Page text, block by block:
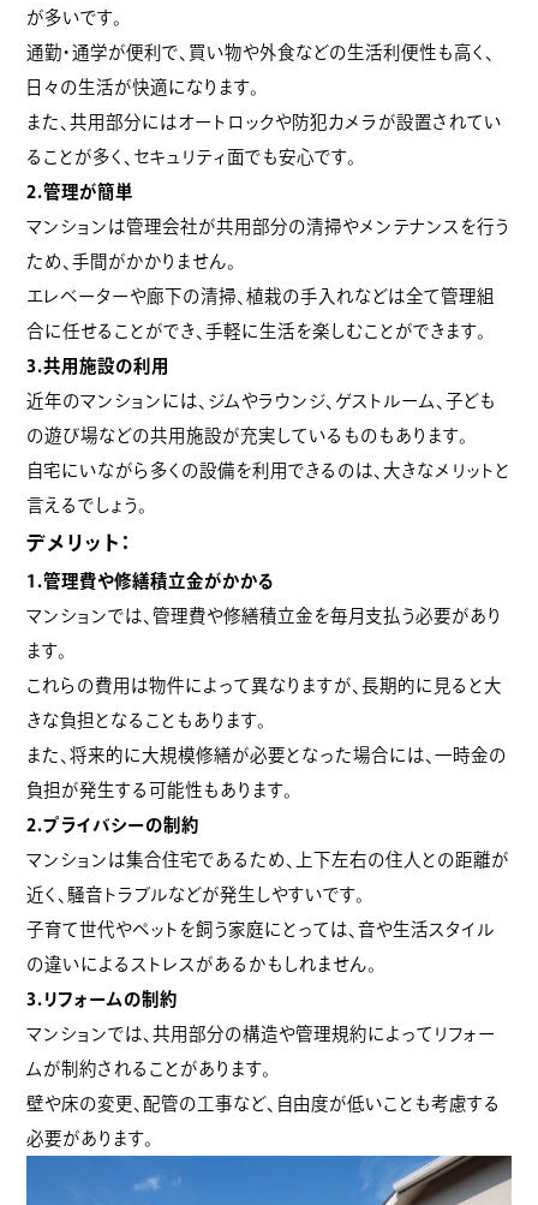
が多いです。
通勤・通学が便利で、買い物や外食などの生活利便性も高く、
日々の生活が快適になります。
また、共用部分にはオートロックや防犯カメラが設置されてい
ることが多く、セキュリティ面でも安心です。
2.管理が簡単
マンションは管理会社が共用部分の清掃やメンテナンスを行う
ため、手間がかかりません。
エレベーターや廊下の清掃、植栽の手入れなどは全て管理組
合に任せることができ、手軽に生活を楽しむことができます。
3.共用施設の利用
近年のマンションには、ジムやラウンジ、ゲストルーム、子ども
の遊び場などの共用施設が充実しているものもあります。
自宅にいながら多くの設備を利用できるのは、大きなメリットと
言えるでしょう。
デメリット：
1.管理費や修繕積立金がかかる
マンションでは、管理費や修繕積立金を毎月支払う必要があり
ます。
これらの費用は物件によって異なりますが、長期的に見ると大
きな負担となることもあります。
また、将来的に大規模修繕が必要となった場合には、一時金の
負担が発生する可能性もあります。
2.プライバシーの制約
マンションは集合住宅であるため、上下左右の住人との距離が
近く、騒音トラブルなどが発生しやすいです。
子育て世代やペットを飼う家庭にとっては、音や生活スタイル
の違いによるストレスがあるかもしれません。
3.リフォームの制約
マンションでは、共用部分の構造や管理規約によってリフォー
ムが制約されることがあります。
壁や床の変更、配管の工事など、自由度が低いことも考慮する
必要があります。